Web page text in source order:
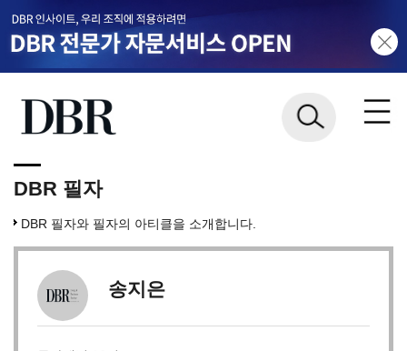
DBR 필자
DBR 필자와 필자의 아티클을 소개합니다.
송지은